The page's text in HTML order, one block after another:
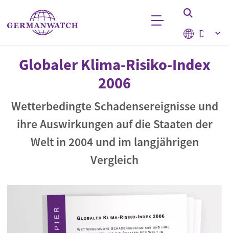
Direkt zum Inhalt
Select
Stichwortsuche
Globaler Klima-Risiko-Index
2006
Wetterbedingte Schadensereignisse und
ihre Auswirkungen auf die Staaten der
Welt in 2004 und im langjährigen
Vergleich